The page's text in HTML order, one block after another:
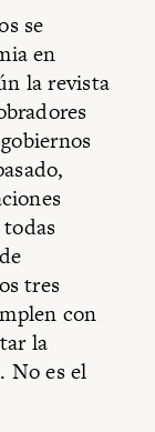
se
en
la revista
tres
con
la
No es el